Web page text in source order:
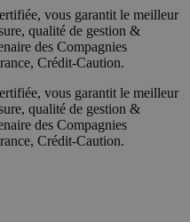
vous garantit le meilleur
qualité de gestion &
des Compagnies
Crédit-Caution.
vous garantit le meilleur
qualité de gestion &
des Compagnies
Crédit-Caution.